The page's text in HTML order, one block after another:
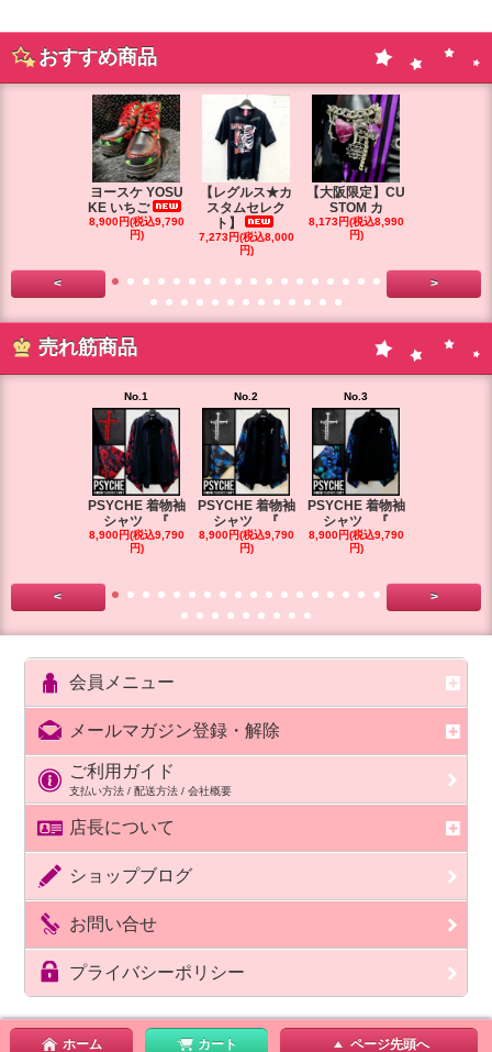
おすすめ商品
ヨースケ YOSU
KE いちご
8,900円(税込9,790
円)
【レグルス★カ
スタムセレク
ト】
7,273円(税込8,000
円)
【大阪限定】CU
STOM カ
8,173円(税込8,990
円)
< >
売れ筋商品
No.1
PSYCHE 着物袖
シャツ 『
8,900円(税込9,790
円)
No.2
PSYCHE 着物袖
シャツ 『
8,900円(税込9,790
円)
No.3
PSYCHE 着物袖
シャツ 『
8,900円(税込9,790
円)
< >
会員メニュー
メールマガジン登録・解除
ご利用ガイド
支払い方法 / 配送方法 / 会社概要
店長について
ショップブログ
お問い合せ
プライバシーポリシー
ホーム カート ページ先頭へ